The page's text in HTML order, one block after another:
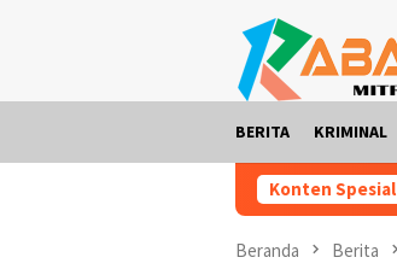
BERITA KRIMINAL
Konten Spesial
Beranda Berita